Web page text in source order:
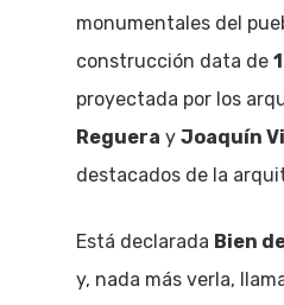
monumentales del
construcción data de
proyectada por los
Reguera yJoaquín
destacados de la
Está declarada Bien
y, nada más verla,